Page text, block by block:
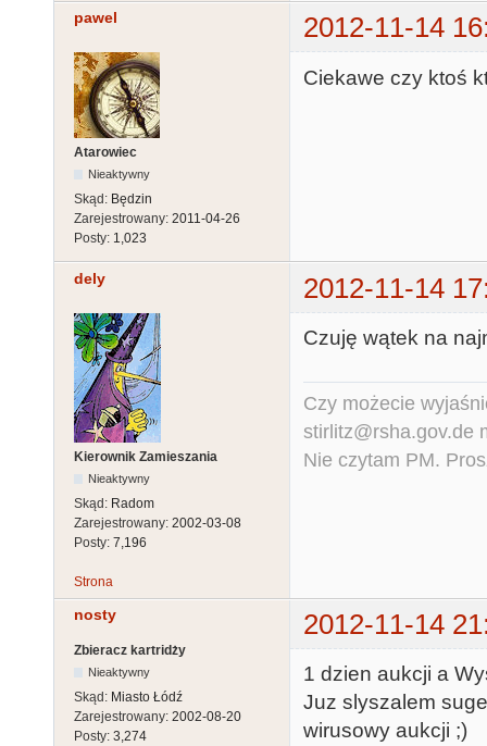
pawel 2012-11-14
Atarowiec
Nieaktywny
Skąd: Będzin
Zarejestrowany: 2011-04-26
Posty: 1,023
Ciekawe czy ktoś
dely 2012-11-14
Kierownik Zamieszania
Nieaktywny
Skąd: Radom
Zarejestrowany: 2002-03-08
Posty: 7,196
Czuję wątek na
Czy możecie
stirlitz@rsha.gov.de
Nie czytam PM.
Strona
nosty 2012-11-14
Zbieracz kartridży
Nieaktywny
Skąd: Miasto Łódź
Zarejestrowany: 2002-08-20
Posty: 3,274
1 dzien aukcji a
Juz slyszalem
wirusowy aukcji ;)